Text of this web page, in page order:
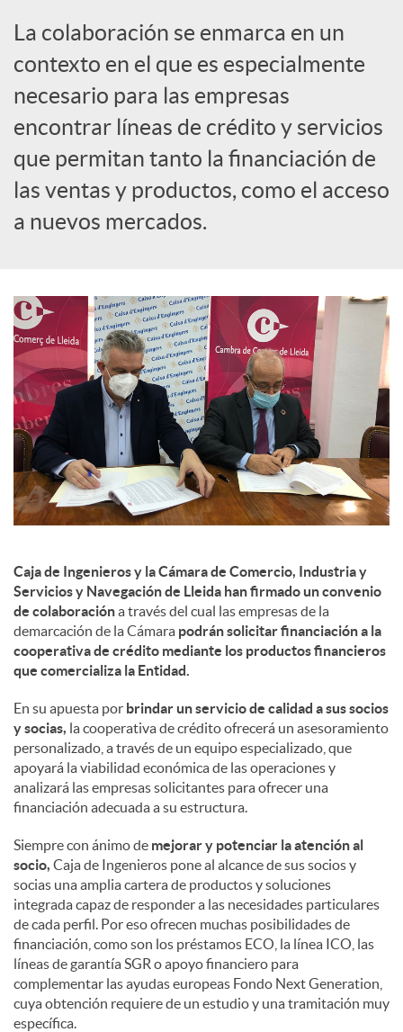
o
c
i
a
e
s
La colaboración se enmarca en un
contexto en el que es especialmente
necesario para las empresas
encontrar líneas de crédito y servicios
que permitan tanto la financiación de
las ventas y productos, como el acceso
a nuevos mercados.
Caja de Ingenieros y la Cámara de Comercio, Industria y
Servicios y Navegación de Lleida han firmado un convenio
de colaboracióna través del cual las empresas de la
demarcación de la Cámara podrán solicitar financiación a la
cooperativa de crédito mediante los productos financieros
que comercializa la Entidad.
En su apuesta por brindar un servicio de calidad a sus socios
y socias, la cooperativa de crédito ofrecerá un asesoramiento
personalizado, a través de un equipo especializado, que
apoyará la viabilidad económica de las operaciones y
analizará las empresas solicitantes para ofrecer una
financiación adecuada a su estructura.
Siempre con ánimo de mejorar y potenciar la atención al
socio, Caja de Ingenieros pone al alcance de sus socios y
socias una amplia cartera de productos y soluciones
integrada capaz de responder a las necesidades particulares
de cada perfil. Por eso ofrecen muchas posibilidades de
financiación, como son los préstamos ECO, la línea ICO, las
líneas de garantía SGR o apoyo financiero para
complementar las ayudas europeas Fondo Next Generation,
cuya obtención requiere de un estudio y una tramitación muy
específica.